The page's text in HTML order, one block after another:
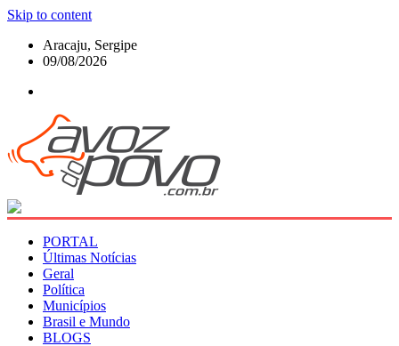
Skip to content
Aracaju, Sergipe
09/08/2026
PORTAL
Últimas Notícias
Geral
Política
Municípios
Brasil e Mundo
BLOGS